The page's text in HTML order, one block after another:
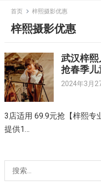
content
首页 梓熙摄影优惠
梓熙摄影优惠
武汉梓
抢春季儿
2024年3月
3店适用 69.9元抢【梓熙专
提供1…
索：